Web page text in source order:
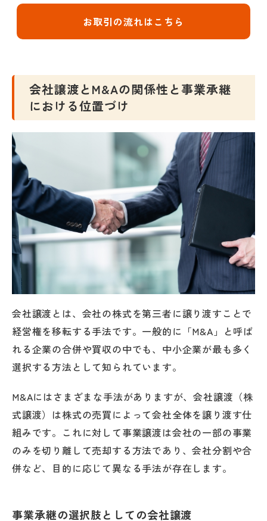
お取引の流れはこちら
会社譲渡とM&Aの関係性と事業承継
における位置づけ
会社譲渡とは、会社の株式を第三者に譲り渡すことで
経営権を移転する手法です。一般的に「M&A」と呼ば
れる企業の合併や買収の中でも、中小企業が最も多く
選択する方法として知られています。
M&Aにはさまざまな手法がありますが、会社譲渡（株
式譲渡）は株式の売買によって会社全体を譲り渡す仕
組みです。これに対して事業譲渡は会社の一部の事業
のみを切り離して売却する方法であり、会社分割や合
併など、目的に応じて異なる手法が存在します。
事業承継の選択肢としての会社譲渡